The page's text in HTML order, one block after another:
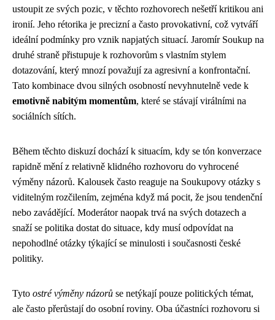
ustoupit ze svých pozic, v těchto rozhovorech nešetří kritikou ani
ironií. Jeho rétorika je precizní a často provokativní, což vytváří
ideální podmínky pro vznik napjatých situací. Jaromír Soukup na
druhé straně přistupuje k rozhovorům s vlastním stylem
dotazování, který mnozí považují za agresivní a konfrontační.
Tato kombinace dvou silných osobností nevyhnutelně vede k
emotivně nabitým momentům, které se stávají virálními na
sociálních sítích.
Během těchto diskuzí dochází k situacím, kdy se tón konverzace
rapidně mění z relativně klidného rozhovoru do vyhrocené
výměny názorů. Kalousek často reaguje na Soukupovy otázky s
viditelným rozčilením, zejména když má pocit, že jsou tendenční
nebo zavádějící. Moderátor naopak trvá na svých dotazech a
snaží se politika dostat do situace, kdy musí odpovídat na
nepohodlné otázky týkající se minulosti i současnosti české
politiky.
Tyto ostré výměny názorů se netýkají pouze politických témat,
ale často přerůstají do osobní roviny. Oba účastníci rozhovoru si